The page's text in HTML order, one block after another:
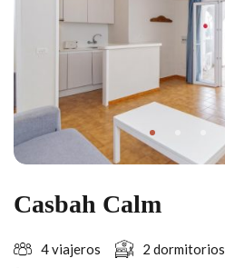
Casbah Calm
4 viajeros 2 dormitorios